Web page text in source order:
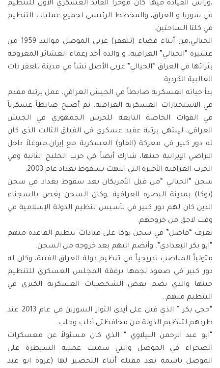
،ورأس القيادة فيها كان مؤخراً القائد العسكري الأول للتنظيم
في سوريا و العراق، والمخطط الرئيسي لجميع عمليات التنظيم
في كلتا الساحتين.
الحيالي،من أبناء قضاء (تلعفر) غربي الموصل مواليد 1959 من
عشيرة “الحيالي” العراقية، و والده أحد زعماء العشائر المعروفة
بثرائها في العراق “الحيالي” عربي الأصل نشأ في مدينة تلعفر ذات
الغالبية الكردية.
بدأ حياته العسكرية ضابطاً في الجيش العراقي، عمل برتبة مقدم
في الاستخبارات العسكرية العراقية، ثم أصبح ضابطاً عسكرياً
في القوات الخاصة التابعة للحرس الجمهوري في الجيش
العراقي، لينتهي برتبة عقيد عسكري في الفيلق الثالث الذي كان
له دور كبير في معركة (الفاو) العسكرية مع إيران،متوغلاً داخل
الاراضي الإيرانية حينها، شارك أيضاً في حرب الخليج الثانية وفي
الحرب العراقية الأخيرة التي انتهت بسقوط بغداد عام 2003.
سجن “الحيالي “من قبل الأمريكان بعد سقوط بغداد في سجن
(بوكا) بمدينة البصره العراقية ,وكان السجن يغص بالسجناء
الذين كان لهم دور كبير في تأسيس تنظيم الدولة الإسلامية في
وقت لاحق من خروجهم.
تعرف “فاضل” في سجن بوكا على قيادات تنظيم القاعدة منهم
“ابو بكر البغدادي”، وأنضم اليهم بعد خروجه من السجن.
متولياً المناصب تدريجياً في تنظيم دولة العراق الفتية، وكان له
دور كبير في صعود نجمها برفقة المجلس العسكري للتنظيم
حينها والذي يضم بعض الشخصيات العسكرية الكبرى في
التنظيم منهم..
“حجي بكر ” الذي قتل على أيدي الثوار السورين في عام 2013 عند
طردهم لتنظيم الدولة من محافظتي أدلب وحلب.
“ابو عبد الرحمن البيلاوي ” الذي كان مسئولاً عن معسكرات
الصحراء في الموصل والتي سميت عملية السيطرة على
الموصل باسمه بعد مقتله أثناء التحضير لها (غزوة ابو عبد